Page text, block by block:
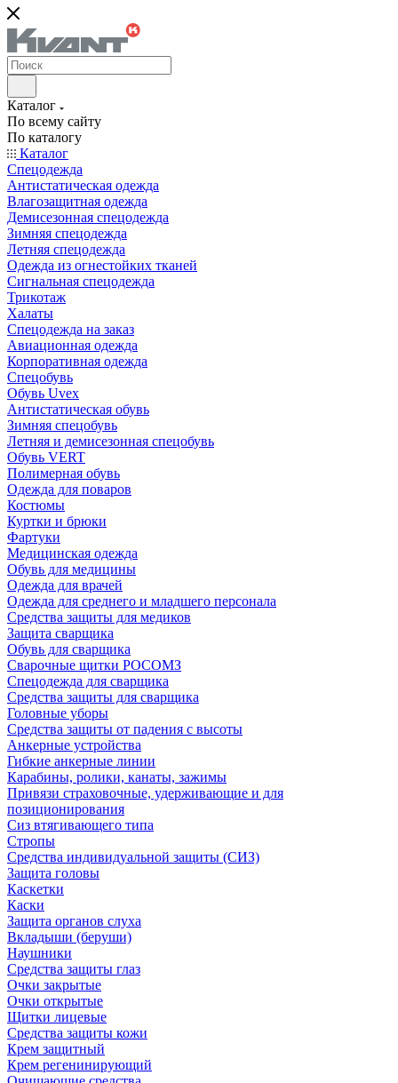
Каталог
По всему сайту
По каталогу
Каталог
Спецодежда
Антистатическая одежда
Влагозащитная одежда
Демисезонная спецодежда
Зимняя спецодежда
Летняя спецодежда
Одежда из огнестойких тканей
Сигнальная спецодежда
Трикотаж
Халаты
Спецодежда на заказ
Авиационная одежда
Корпоративная одежда
Спецобувь
Обувь Uvex
Антистатическая обувь
Зимняя спецобувь
Летняя и демисезонная спецобувь
Обувь VERT
Полимерная обувь
Одежда для поваров
Костюмы
Куртки и брюки
Фартуки
Медицинская одежда
Обувь для медицины
Одежда для врачей
Одежда для среднего и младшего персонала
Средства защиты для медиков
Защита сварщика
Обувь для сварщика
Сварочные щитки РОСОМЗ
Спецодежда для сварщика
Средства защиты для сварщика
Головные уборы
Средства защиты от падения с высоты
Анкерные устройства
Гибкие анкерные линии
Карабины, ролики, канаты, зажимы
Привязи страховочные, удерживающие и для
позиционирования
Сиз втягивающего типа
Стропы
Средства индивидуальной защиты (СИЗ)
Защита головы
Каскетки
Каски
Защита органов слуха
Вкладыши (беруши)
Наушники
Средства защиты глаз
Очки закрытые
Очки открытые
Щитки лицевые
Средства защиты кожи
Крем защитный
Крем регенинирующий